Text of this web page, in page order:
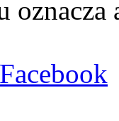
oznacza
Facebook